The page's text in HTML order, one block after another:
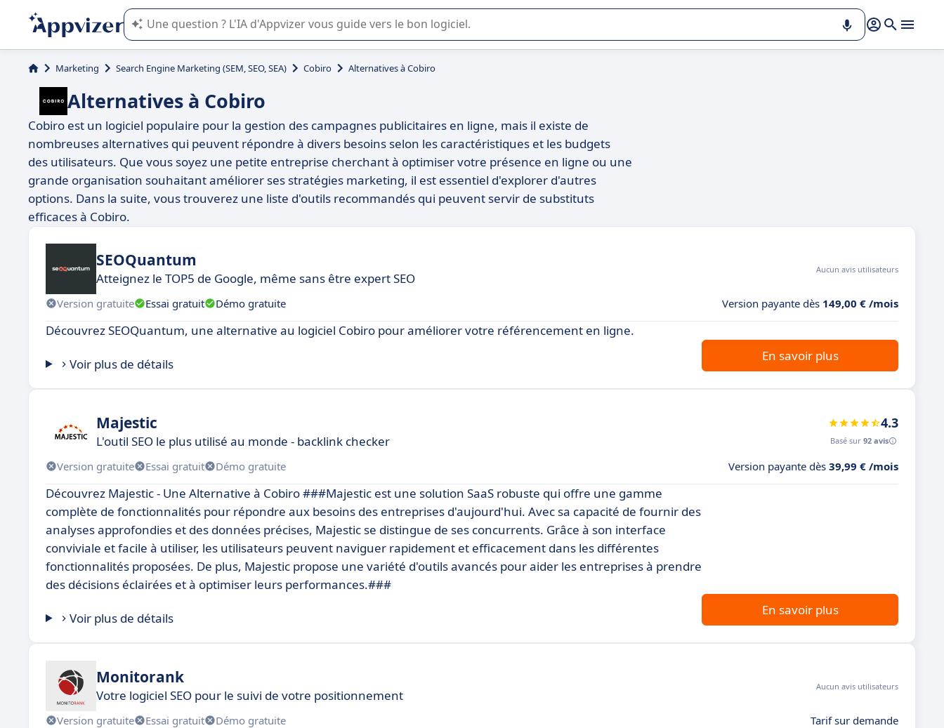
L'IA de Appvizer vous guide dans l'utilisation ou la sélection de logiciel SaaS en entreprise.
Marketing Search Engine Marketing (SEM, SEO, SEA) Cobiro Alternatives à Cobiro
Alternatives à Cobiro
Cobiro est un logiciel populaire pour la gestion des campagnes publicitaires en ligne, mais il existe de
nombreuses alternatives qui peuvent répondre à divers besoins selon les caractéristiques et les budgets
des utilisateurs. Que vous soyez une petite entreprise cherchant à optimiser votre présence en ligne ou une
grande organisation souhaitant améliorer ses stratégies marketing, il est essentiel d'explorer d'autres
options. Dans la suite, vous trouverez une liste d'outils recommandés qui peuvent servir de substituts
efficaces à Cobiro.
SEOQuantum
Atteignez le TOP5 de Google, même sans être expert SEO
Aucun avis utilisateurs
Version gratuite Essai gratuit Démo gratuite Version payante dès 149,00 € /mois
Découvrez SEOQuantum, une alternative au logiciel Cobiro pour améliorer votre référencement en ligne.
Voir plus de détails
En savoir plus
Majestic
L'outil SEO le plus utilisé au monde - backlink checker
4.3
Basé sur 92 avis
Version gratuite Essai gratuit Démo gratuite Version payante dès 39,99 € /mois
Découvrez Majestic - Une Alternative à Cobiro ###Majestic est une solution SaaS robuste qui offre une gamme
complète de fonctionnalités pour répondre aux besoins des entreprises d'aujourd'hui. Avec sa capacité de fournir des
analyses approfondies et des données précises, Majestic se distingue de ses concurrents. Grâce à son interface
conviviale et facile à utiliser, les utilisateurs peuvent naviguer rapidement et efficacement dans les différentes
fonctionnalités proposées. De plus, Majestic propose une variété d'outils avancés pour aider les entreprises à prendre
des décisions éclairées et à optimiser leurs performances.###
Voir plus de détails
En savoir plus
Monitorank
Votre logiciel SEO pour le suivi de votre positionnement
Aucun avis utilisateurs
Version gratuite Essai gratuit Démo gratuite Tarif sur demande